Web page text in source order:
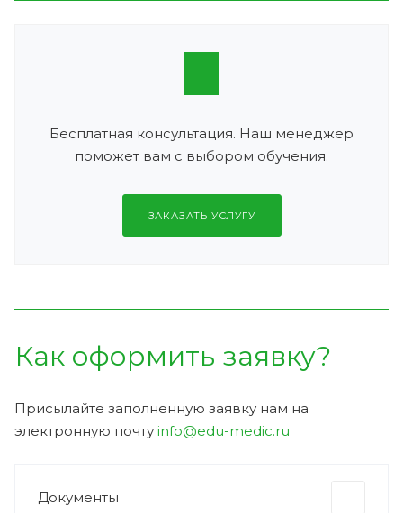
Бесплатная консультация. Наш менеджер
поможет вам с выбором обучения.
ЗАКАЗАТЬ УСЛУГУ
Как оформить заявку?
Присылайте заполненную заявку нам на
электронную почту info@edu-medic.ru
Документы